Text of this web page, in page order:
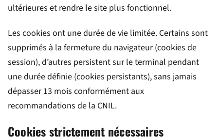
ultérieures et rendre le site plus fonctionnel.
Les cookies ont une durée de vie limitée. Certains sont
supprimés à la fermeture du navigateur (cookies de
session), d’autres persistent sur le terminal pendant
une durée définie (cookies persistants), sans jamais
dépasser 13 mois conformément aux
recommandations de la CNIL.
Cookies strictement nécessaires